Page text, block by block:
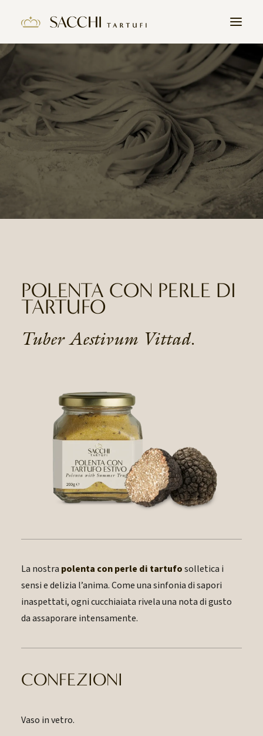
HOME
AZIENDA
PRODOTTI
IL TARTUFO
CONTATTI
POLENTA CON PERLE DI
TARTUFO
Tuber Aestivum Vittad.
La nostra polenta con perle di tartufosolletica i
sensi e delizia l’anima. Come una sinfonia di sapori
inaspettati, ogni cucchiaiata rivela una nota di gusto
da assaporare intensamente.
CONFEZIONI
Vaso in vetro.